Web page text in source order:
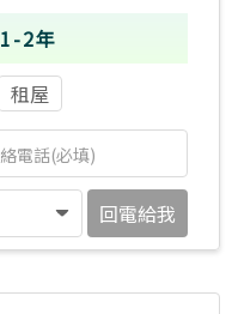
1-2年
租屋
回電給我